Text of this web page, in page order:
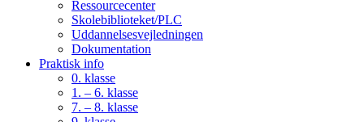
Ressourcecenter
Skolebiblioteket/PLC
Uddannelsesvejledningen
Dokumentation
Praktisk info
0. klasse
1. – 6. klasse
7. – 8. klasse